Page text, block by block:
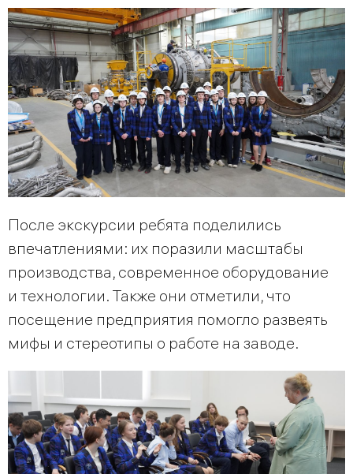
После экскурсии ребята поделились
впечатлениями: их поразили масштабы
производства, современное оборудование
и технологии. Также они отметили, что
посещение предприятия помогло развеять
мифы и стереотипы о работе на заводе.